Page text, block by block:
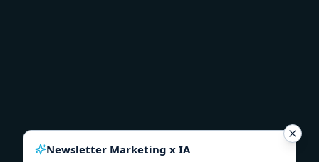
Newsletter Marketing x IA